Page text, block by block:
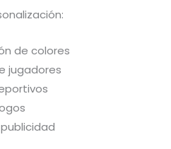
de colores
jugadores